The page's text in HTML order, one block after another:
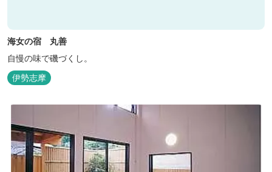
海女の宿 丸善
自慢の味で磯づくし。
伊勢志摩